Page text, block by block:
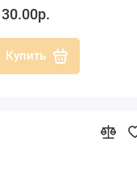
Купить